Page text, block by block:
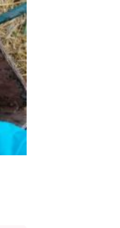
écologique
Associations